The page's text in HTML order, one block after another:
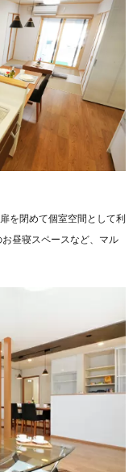
を閉めて個室空間として利
昼寝スペースなど、マル